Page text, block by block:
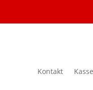
Kontakt Kasse